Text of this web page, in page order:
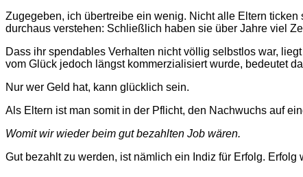
Zugegeben, ich übertreibe ein wenig. Nicht alle Eltern
durchaus verstehen: Schließlich haben sie über Jahre viel
Dass ihr spendables Verhalten nicht völlig selbstlos war,
vom Glück jedoch längst kommerzialisiert wurde, bedeutet
Nur wer Geld hat, kann glücklich sein.
Als Eltern ist man somit in der Pflicht, den Nachwuchs auf
Womit wir wieder beim gut bezahlten Job wären.
Gut bezahlt zu werden, ist nämlich ein Indiz für Erfolg. Erfolg